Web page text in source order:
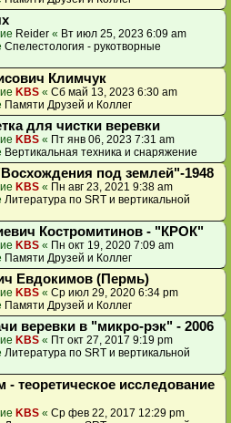
Reider « Вт июл 25, 2023 6:09 am
Спелестология - рукотворные
Климчук
KBS « Сб май 13, 2023 6:30 am
Памяти Друзей и Коллег
для чистки веревки
KBS « Пт янв 06, 2023 7:31 am
Вертикальная техника и снаряжение
под землей"-1948
KBS « Пн авг 23, 2021 9:38 am
Литература по SRT и вертикальной
Костромитинов - "КРОК"
KBS « Пн окт 19, 2020 7:09 am
Памяти Друзей и Коллег
Евдокимов (Пермь)
KBS « Ср июл 29, 2020 6:34 pm
Памяти Друзей и Коллег
веревки в "микро-рэк" - 2006
KBS « Пт окт 27, 2017 9:19 pm
Литература по SRT и вертикальной
- теоретическое исследование
KBS « Ср фев 22, 2017 12:29 pm